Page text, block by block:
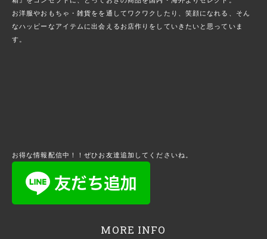
お洋服やおもちゃ・雑貨をを通してワクワクしたり、笑顔になれる、そん
なハッピーなアイテムに出会えるお店作りをしていきたいと思っていま
す。
お得な情報配信中！！ぜひお友達追加してくださいね。
MORE INFO